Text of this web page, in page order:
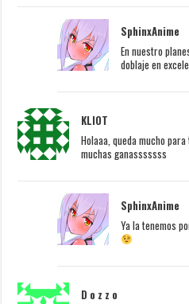
SphinxAnime
En nuestro
doblaje en
KLIOT
Holaaa, queda mucho
muchas ganasssssss
SphinxAnime
Ya la tenemos
D o z z o